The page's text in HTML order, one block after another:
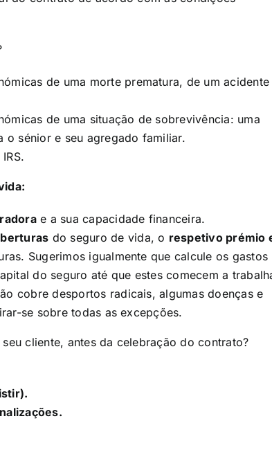
de uma morte prematura, de um acidente
de uma situação de sobrevivência: uma
sénior e seu agregado familiar.
e a sua capacidade financeira.
do seguro de vida, o respetivo prémio
Sugerimos igualmente que calcule os gastos
do seguro até que estes comecem a
cobre desportos radicais, algumas doenças e
se sobre todas as excepções.
seu cliente, antes da celebração do contrato?​